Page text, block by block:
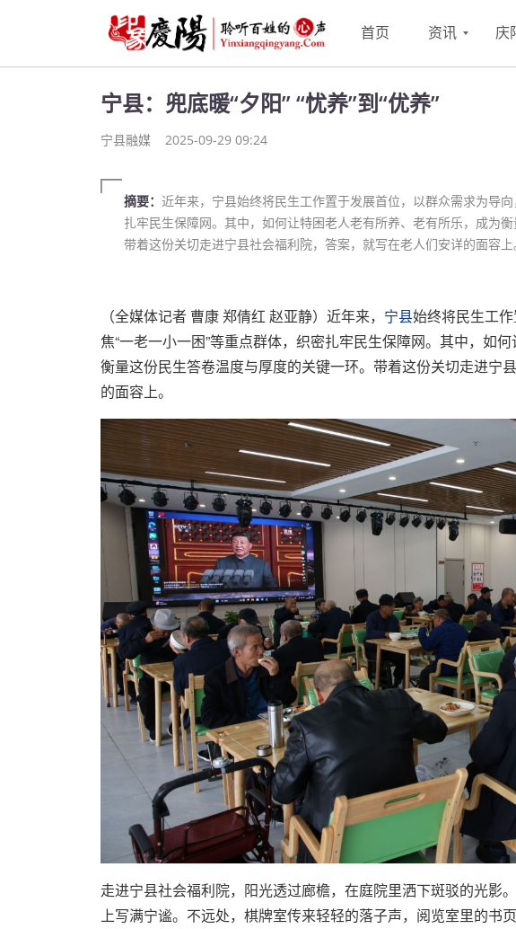
首页 资讯 庆
宁县：兜底暖“夕阳” “忧养”到“优养”
宁县融媒 2025-09-29 09:24
摘要： 近年来，宁县始终将民生工作置于发展首位，以群众需求为导
扎牢民生保障网。其中，如何让特困老人老有所养、老有所乐，成为
带着这份关切走进宁县社会福利院，答案，就写在老人们安详的面容上
（全媒体记者 曹康 郑倩红 赵亚静）近年来， 宁县始终将民生工
焦“一老一小一困”等重点群体，织密扎牢民生保障网。其中，如
衡量这份民生答卷温度与厚度的关键一环。带着这份关切走进宁
的面容上。
走进宁县社会福利院，阳光透过廊檐，在庭院里洒下斑驳的光影
上写满宁谧。不远处，棋牌室传来轻轻的落子声，阅览室里的